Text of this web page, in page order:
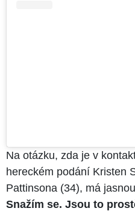
Na otázku, zda je v
hereckém podání Kristen
Pattinsona (34), má
Snažím se. Jsou to